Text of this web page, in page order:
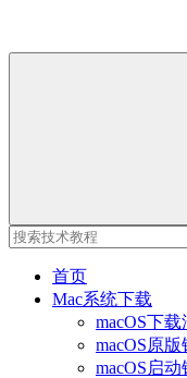
首页
Mac系统下载
macOS下载
macOS原版
macOS启动